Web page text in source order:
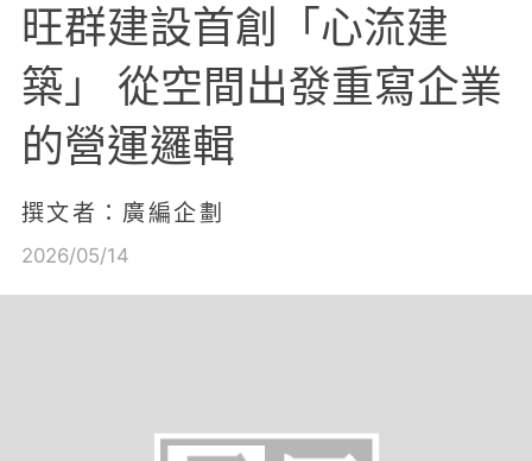
旺群建設首創「心流建
築」 從空間出發重寫企業
的營運邏輯
撰文者：廣編企劃
2026/05/14